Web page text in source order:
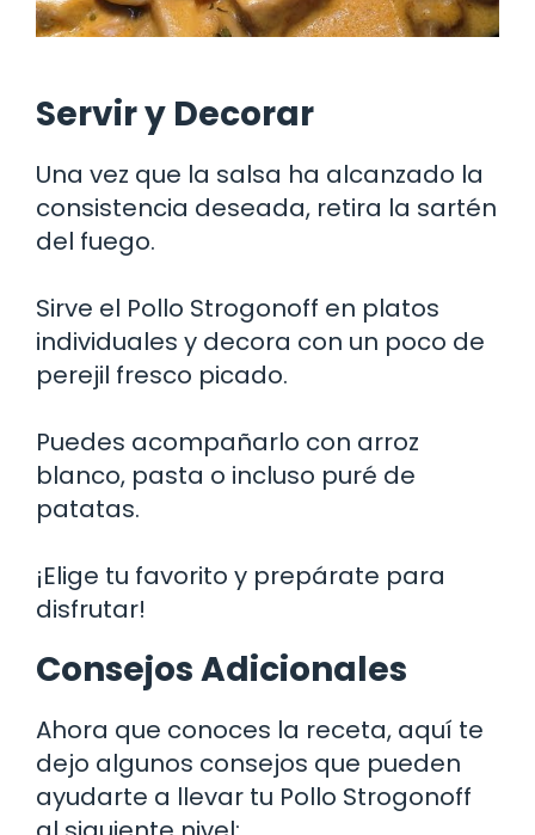
Servir y Decorar
Una vez que la salsa ha alcanzado la
consistencia deseada, retira la sartén
del fuego.
Sirve el Pollo Strogonoff en platos
individuales y decora con un poco de
perejil fresco picado.
Puedes acompañarlo con arroz
blanco, pasta o incluso puré de
patatas.
¡Elige tu favorito y prepárate para
disfrutar!
Consejos Adicionales
Ahora que conoces la receta, aquí te
dejo algunos consejos que pueden
ayudarte a llevar tu Pollo Strogonoff